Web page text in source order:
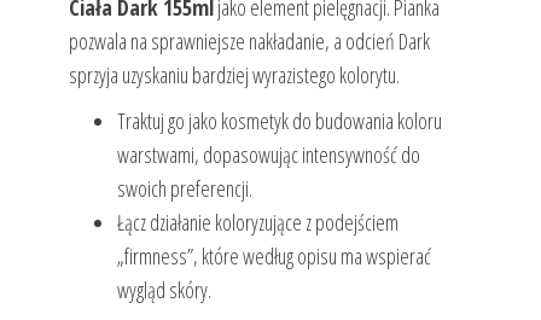
Ciała Dark 155mljako element pielęgnacji. Pianka
pozwala na sprawniejsze nakładanie, a odcień Dark
sprzyja uzyskaniu bardziej wyrazistego kolorytu.
Traktuj go jako kosmetyk do budowania koloru
warstwami, dopasowując intensywność do
swoich preferencji.
Łącz działanie koloryzujące z podejściem
„firmness”, które według opisu ma wspierać
wygląd skóry.